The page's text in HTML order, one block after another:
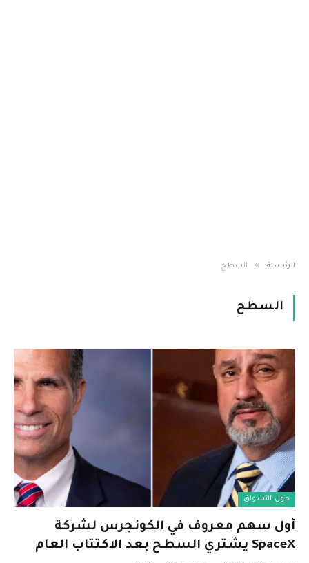
الرئيسية » السطح
السطح
حول الأسواق
أول سهم معروف في الكونجرس لشركة
SpaceX يشتري السطح بعد الاكتتاب العام